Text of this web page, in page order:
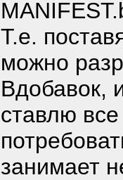
Т.е.
можно
Вдобавок,
ставлю
занимает